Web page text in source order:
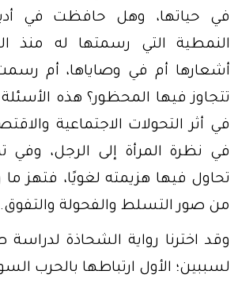
في حياتها، وهل حافظت في
النمطية التي رسمتها له منذ
أشعارها أم في وصاياها، أم
تتجاوز فيها المحظور؟ هذه الأسئلة
في أثر التحولات الاجتماعية
في نظرة المرأة إلى الرجل، وفي
تحاول فيها هزيمته لغويًا، فتهز
من صور التسلط والفحولة والتفوق.
وقد اخترنا رواية الشحاذة
لسببين؛ الأول ارتباطها بالحرب